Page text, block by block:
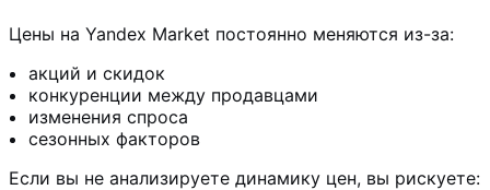
Цены на Yandex Market постоянно меняются из-за:
акций и скидок
конкуренции между продавцами
изменения спроса
сезонных факторов
Если вы не анализируете динамику цен, вы рискуете: